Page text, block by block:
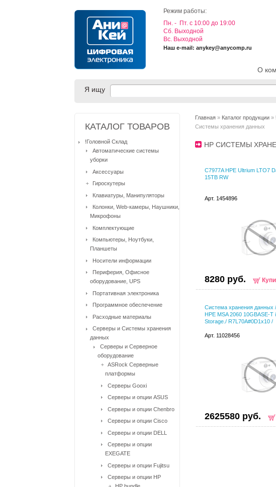
О
Режим работы:
Пн. - Пт. с 10:00 до 19:00
Cб. Выходной
Вс. Выходной
Наш e-mail: anykey@anycomp.ru
Я ищу
Главная » Каталог продукции »
Системы хранения данных
HP СИСТЕМЫ
C7977A HPE Ultrium LTO7
15TB RW
Арт. 1454896
8280 руб.
Система хранения данных
HPE MSA 2060 10GBASE-T
Storage./ R7L70A#0D1x10 /
Арт. 11028456
2625580 руб.
КАТАЛОГ ТОВАРОВ
!Головной Склад
Автоматические системы
уборки
Аксессуары
Гироскутеры
Клавиатуры, Манипуляторы
Колонки, Web-камеры, Наушники,
Микрофоны
Комплектующие
Компьютеры, Ноутбуки,
Планшеты
Носители информации
Периферия, Офисное
оборудование, UPS
Портативная электроника
Программное обеспечение
Расходные материалы
Серверы и Системы хранения
данных
Серверы и Серверное
оборудование
ASRock Серверные
платформы
Серверы Gooxi
Серверы и опции ASUS
Серверы и опции Chenbro
Серверы и опции Cisco
Серверы и опции DELL
Серверы и опции
EXEGATE
Серверы и опции Fujitsu
Серверы и опции HP